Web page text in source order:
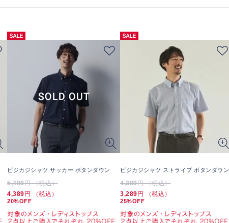
ビジカジシャツ サッカー ボタンダウン
5,489円 （税込）
4,389 円 （税込）
20%OFF
ビジカジシャツ ストライプ ボタンダウン
4,389円 （税込）
3,289 円 （税込）
25%OFF